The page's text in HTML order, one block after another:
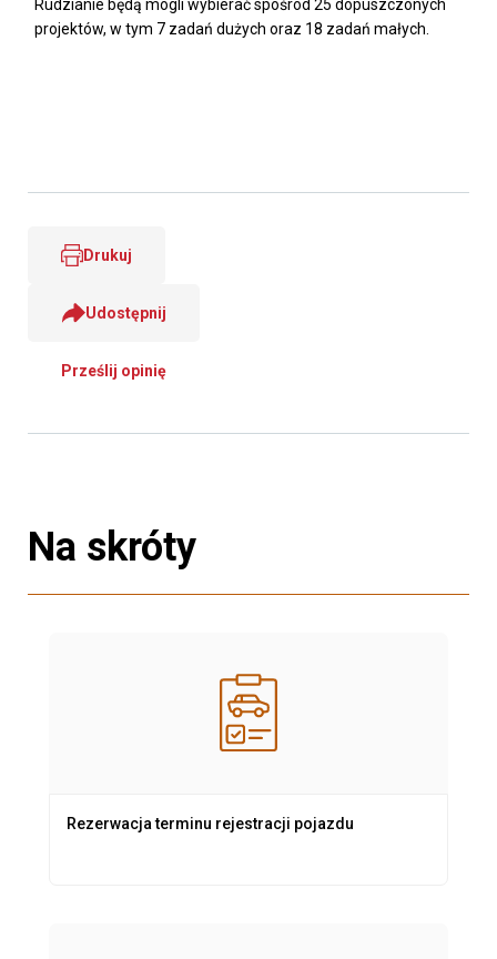
Rudzianie będą mogli wybierać spośród 25 dopuszczonych
projektów, w tym 7 zadań dużych oraz 18 zadań małych.
Drukuj
Udostępnij
Prześlij opinię
Na skróty
Rezerwacja terminu rejestracji pojazdu